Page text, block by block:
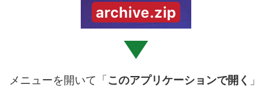
メニューを開いて「 このアプリケーションで開く 」